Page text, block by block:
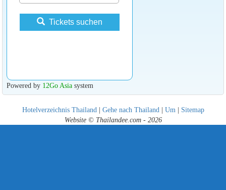
Tickets suchen
Powered by 12Go Asiasystem
Hotelverzeichnis Thailand| Gehe nach Thailand| Um| Sitemap
Website © Thailandee.com - 2026